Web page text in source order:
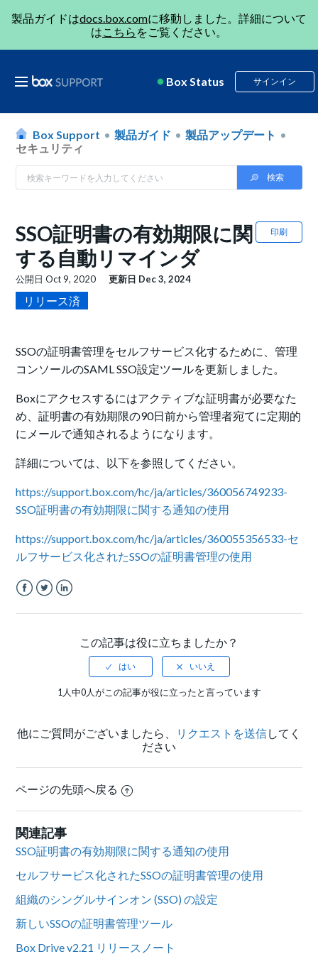
製品ガイドはdocs.box.comに移動しました。詳細について
はこちら をご覧ください。
Box Status サインイン
Box Support 製品ガイド
製品アップデート
セキュリティ
印刷
SSO証明書の有効期限に関
する自動リマインダ
公開日Oct 9, 2020 更新日 Dec 3, 2024
リリース済
SSOの証明書管理をセルフサービス化するために、管理
コンソールのSAML SSO設定ツールを更新しました。
Boxにアクセスするにはアクティブな証明書が必要なた
め、証明書の有効期限の90日前から管理者宛てに定期的
にメールで通知されるようになります。
詳細については、以下を参照してください。
https://support.box.com/hc/ja/articles/360056749233-
SSO証明書の有効期限に関する通知の使用
https://support.box.com/hc/ja/articles/360055356533-セ
ルフサービス化されたSSOの証明書管理の使用
この記事は役に立ちましたか？
1人中0人がこの記事が役に立ったと言っています
他にご質問がございましたら、 リクエストを送信してく
ださい
ページの先頭へ戻る
関連記事
SSO証明書の有効期限に関する通知の使用
セルフサービス化されたSSOの証明書管理の使用
組織のシングルサインオン (SSO) の設定
新しいSSOの証明書管理ツール
Box Drive v2.21 リリースノート